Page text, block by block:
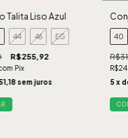
Talita Liso Azul
44 46 EG
R$255,92
Pix
sem juros
40
5 x